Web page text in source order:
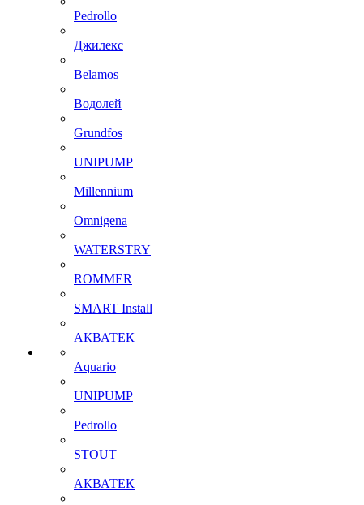
Pedrollo
Джилекс
Belamos
Водолей
Grundfos
UNIPUMP
Millennium
Omnigena
WATERSTRY
ROMMER
SMART Install
АКВАТЕК
Aquario
UNIPUMP
Pedrollo
STOUT
АКВАТЕК